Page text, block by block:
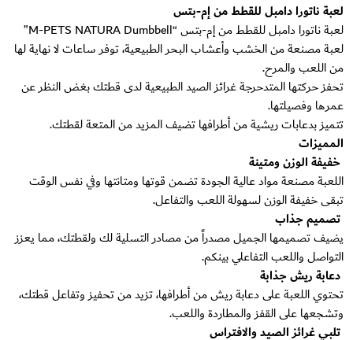
لعبة ناتورا دامبل للقطط من إم-بتس
لعبة ناتورا دامبل للقطط من إم-بتس “M-PETS NATURA Dumbbell”
لعبة مصنعة من الخشب وأعشاب البحر الطبيعية، توفر ساعات لا نهاية لها
من اللعب والمرح.
تحفز حركتها المتدحرجة غرائز الصيد الطبيعية لدى قطتك بغض النظر عن
عمرها وفصيلتها.
تتميز بدعابات ريشية من أطرافها تضيف المزيد من المتعة لقطتك.
المميزات
خفيفة الوزن ومتينة
اللعبة مصنعة مواد عالية الجودة تضمن قوتها ومتانتها وفي نفس الوقت
تبقى خفيفة الوزن لسهولة اللعب والتفاعل.
تصميم جذاب
يضيف تصميمها الجميل مصدراً من مصادر التسلية لك ولقطتك، مما يعزز
التواصل واللعب التفاعلي بينكم.
دعابة ريش جذابة
تحتوي اللعبة على دعابة ريش من أطرافها، تزيد من تحفيز وتفاعل قطتك،
وتشجعها على القفز والمطاردة واللعب.
تلبي غرائز الصيد والافتراس